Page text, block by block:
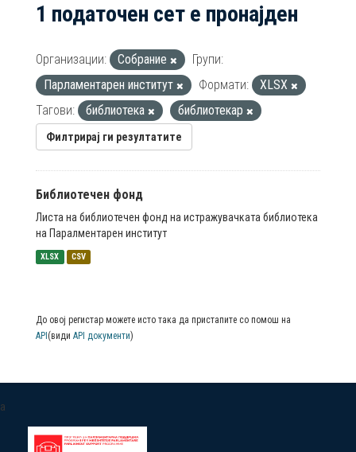
1 податочен сет е пронајден
Организации: Собрание
Групи:
Парламентарен институт
Формати:
XLSX
Тагови:
библиотека библиотекар
Филтрирај ги резултатите
Библиотечен фонд
Листа на библиотечен фонд на истражувачката библиотека
на Паралментарен институт
XLSX CSV
До овој регистар можете исто така да пристапите со помош на
API (види API документи)
a